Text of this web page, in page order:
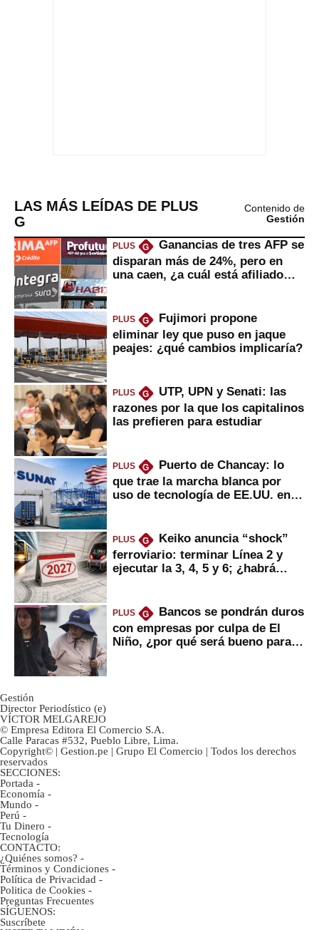
LAS MÁS LEÍDAS DE PLUS
G
Contenido de
Gestión
PLUS G
Ganancias de tres AFP se
disparan más de 24%, pero en
una caen, ¿a cuál está afiliado
PLUS G
Fujimori propone
eliminar ley que puso en jaque
peajes: ¿qué cambios implicaría?
PLUS G
UTP, UPN y Senati: las
razones por la que los capitalinos
las prefieren para estudiar
PLUS G
Puerto de Chancay: lo
que trae la marcha blanca por
uso de tecnología de EE.UU. en
PLUS G
Keiko anuncia “shock”
ferroviario: terminar Línea 2 y
ejecutar la 3, 4, 5 y 6; ¿habrá
PLUS G
Bancos se pondrán duros
con empresas por culpa de El
Niño, ¿por qué será bueno para
Gestión
Director Periodístico (e)
VÍCTOR MELGAREJO
© Empresa Editora El Comercio S.A.
Calle Paracas #532, Pueblo Libre, Lima.
Copyright© | Gestion.pe | Grupo El Comercio | Todos los derechos
reservados
SECCIONES:
Portada -
Economía -
Mundo -
Perú -
Tu Dinero -
Tecnología
CONTACTO:
¿Quiénes somos? -
Términos y Condiciones -
Política de Privacidad -
Politica de Cookies -
Preguntas Frecuentes
SÍGUENOS:
Suscríbete